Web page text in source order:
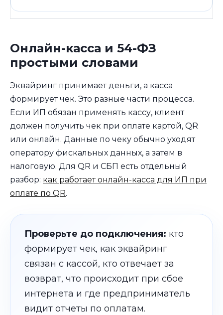
Онлайн-касса и 54-ФЗ
простыми словами
Эквайринг принимает деньги, а касса
формирует чек. Это разные части процесса.
Если ИП обязан применять кассу, клиент
должен получить чек при оплате картой, QR
или онлайн. Данные по чеку обычно уходят
оператору фискальных данных, а затем в
налоговую. Для QR и СБП есть отдельный
разбор: как работает онлайн-касса для ИП при
оплате по QR.
Проверьте до подключения: кто
формирует чек, как эквайринг
связан с кассой, кто отвечает за
возврат, что происходит при сбое
интернета и где предприниматель
видит отчеты по оплатам.